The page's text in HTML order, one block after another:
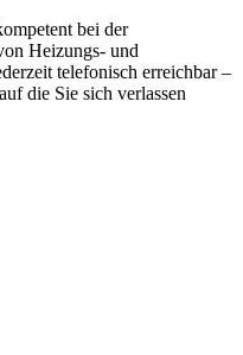
bei der
Heizungs- und
telefonisch erreichbar –
die Sie sich verlassen